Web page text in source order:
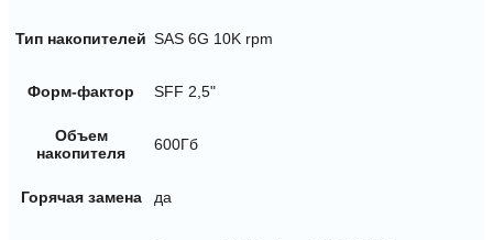
Тип накопителей SAS 6G 10K rpm
Форм-фактор SFF 2,5"
Объем
накопителя
600Гб
Горячая замена да